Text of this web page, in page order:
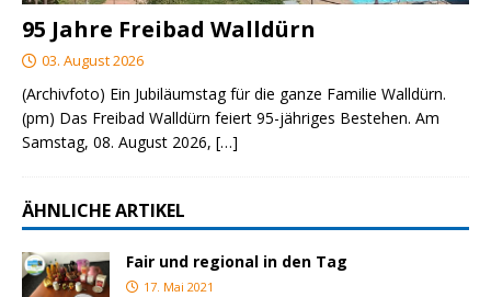
95 Jahre Freibad Walldürn
03. August 2026
(Archivfoto) Ein Jubiläumstag für die ganze Familie Walldürn.
(pm) Das Freibad Walldürn feiert 95-jähriges Bestehen. Am
Samstag, 08. August 2026, […]
ÄHNLICHE ARTIKEL
Fair und regional in den Tag
17. Mai 2021